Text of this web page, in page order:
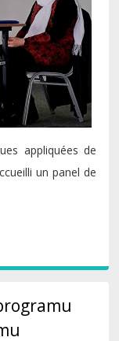
appliquées de
un panel de